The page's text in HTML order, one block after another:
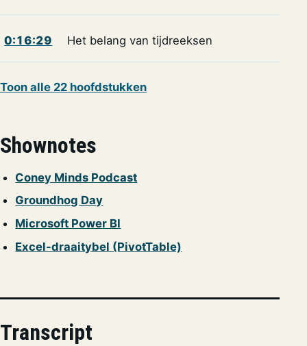
0:16:29 Het belang van tijdreeksen
Toon alle 22 hoofdstukken
Shownotes
Coney Minds Podcast
Groundhog Day
Microsoft Power BI
Excel-draaitybel (PivotTable)
Transcript